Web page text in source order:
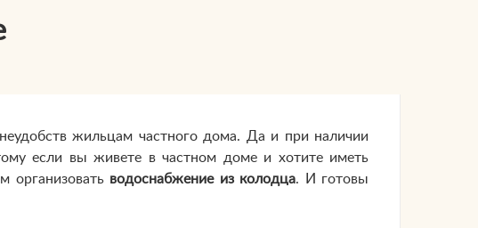
жильцам частного дома. Да и при наличии
если вы живете в частном доме и хотите иметь
организовать водоснабжение из колодца. И готовы